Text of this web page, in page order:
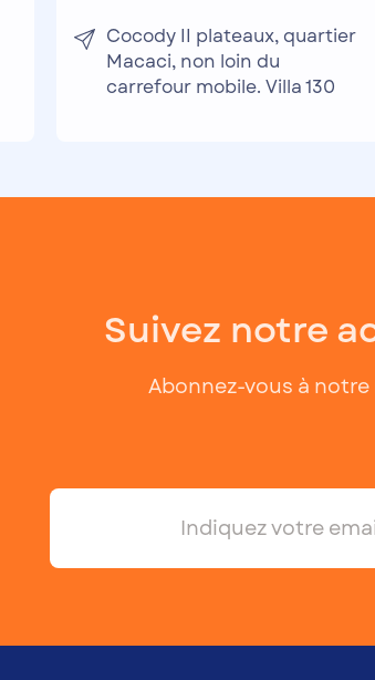
Cocody II plateaux, quartier
Macaci, non loin du
carrefour mobile. Villa 130
Suivez notre
Abonnez-vous à